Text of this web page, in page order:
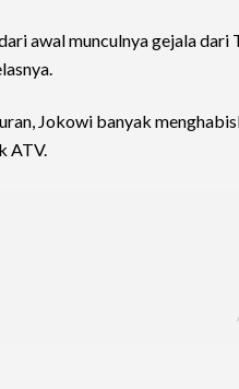
awal munculnya gejala
Jokowi banyak
ATV.